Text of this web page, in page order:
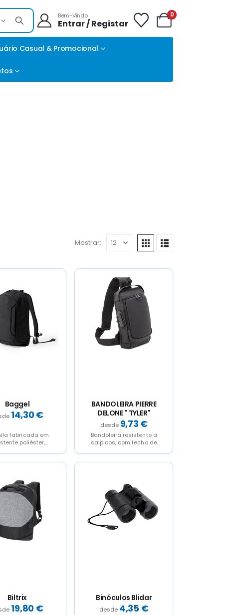
Bem-Vindo
Entrar / Registar
0
Casual & Promocional
Mostrar:
Baggel
14,30€
fabricada em
poliéster,
BANDOLEIRA PIERRE
DELONE " TYLER"
9,73 €
Bandoleira resistente a
salpicos, com fecho de
acolchoado...
Biltrix
19,80 €
Binóculos Blidar
4,35 €